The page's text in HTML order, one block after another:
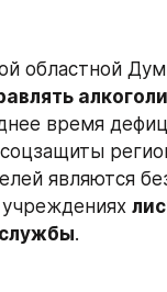
областной
время
являются
.